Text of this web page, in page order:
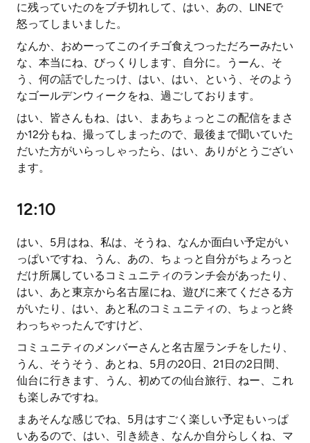
に残っていたのをブチ切れして、はい、あの、LINEで
怒ってしまいました。
なんか、おめーってこのイチゴ食えつっただろーみたい
な、本当にね、びっくりします、自分に。うーん、そ
う、何の話でしたっけ、はい、はい、という、そのよう
なゴールデンウィークをね、過ごしております。
はい、皆さんもね、はい、まあちょっとこの配信をまさ
か12分もね、撮ってしまったので、最後まで聞いていた
だいた方がいらっしゃったら、はい、ありがとうござい
ます。
12:10
はい、5月はね、私は、そうね、なんか面白い予定がい
っぱいですね、うん、あの、ちょっと自分がちょろっと
だけ所属しているコミュニティのランチ会があったり、
はい、あと東京から名古屋にね、遊びに来てくださる方
がいたり、はい、あと私のコミュニティの、ちょっと終
わっちゃったんですけど、
コミュニティのメンバーさんと名古屋ランチをしたり、
うん、そうそう、あとね、5月の20日、21日の2日間、
仙台に行きます、うん、初めての仙台旅行、ねー、これ
も楽しみですね。
まあそんな感じでね、5月はすごく楽しい予定もいっぱ
いあるので、はい、引き続き、なんか自分らしくね、マ